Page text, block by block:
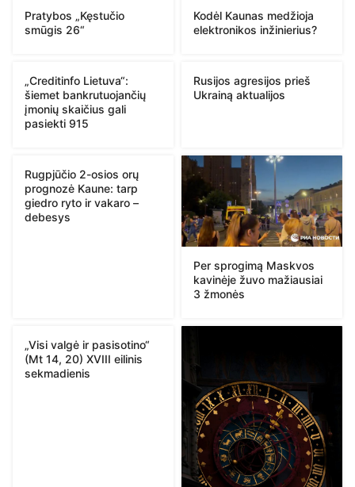
Pratybos „Kęstučio
smūgis 26“
Kodėl Kaunas medžioja
elektronikos inžinierius?
„Creditinfo Lietuva“:
šiemet bankrutuojančių
įmonių skaičius gali
pasiekti 915
Rusijos agresijos prieš
Ukrainą aktualijos
Rugpjūčio 2-osios orų
prognozė Kaune: tarp
giedro ryto ir vakaro –
debesys
Per sprogimą Maskvos
kavinėje žuvo mažiausiai
3 žmonės
„Visi valgė ir pasisotino“
(Mt 14, 20) XVIII eilinis
sekmadienis